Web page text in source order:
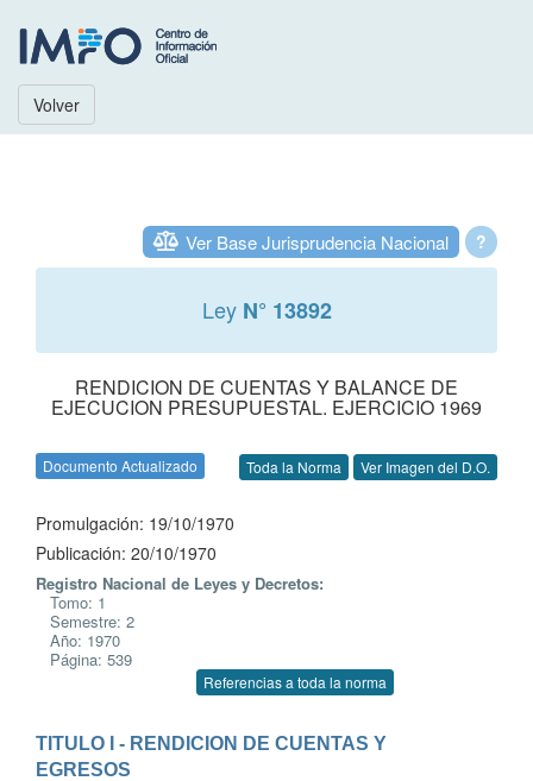
Volver
?
Ver Base Jurisprudencia Nacional
Ley N° 13892
RENDICION DE CUENTAS Y BALANCE DE
EJECUCION PRESUPUESTAL. EJERCICIO 1969
Documento Actualizado Toda la Norma Ver Imagen del D.O.
Promulgación: 19/10/1970
Publicación: 20/10/1970
Registro Nacional de Leyes y Decretos:
Tomo: 1
Semestre: 2
Año: 1970
Página: 539
Referencias a toda la norma
TITULO I - RENDICION DE CUENTAS Y
EGRESOS